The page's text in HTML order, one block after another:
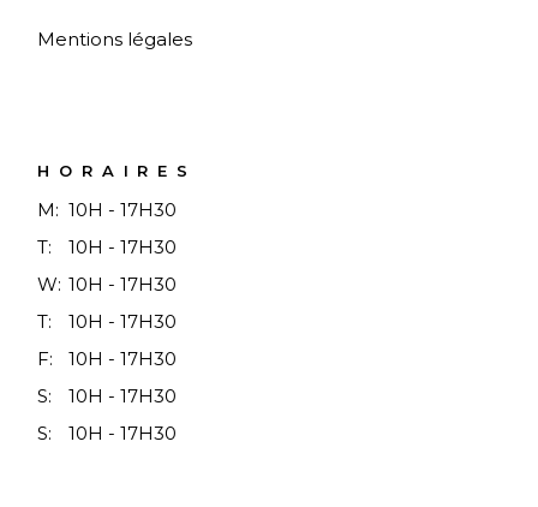
Mentions légales
HORAIRES
M: 10H - 17H30
T:
10H - 17H30
W: 10H - 17H30
T:
10H - 17H30
F:
10H - 17H30
S:
10H - 17H30
S:
10H - 17H30